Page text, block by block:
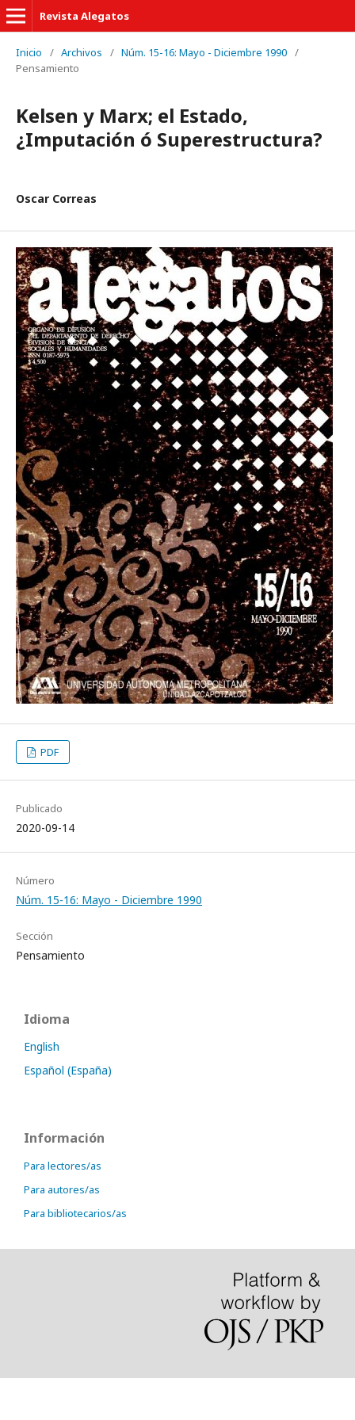
Revista Alegatos
Inicio / Archivos / Núm. 15-16: Mayo - Diciembre 1990 /
Pensamiento
Kelsen y Marx; el Estado,
¿Imputación ó Superestructura?
Oscar Correas
PDF
Publicado
2020-09-14
Número
Núm. 15-16: Mayo - Diciembre 1990
Sección
Pensamiento
Idioma
English
Español (España)
Información
Para lectores/as
Para autores/as
Para bibliotecarios/as